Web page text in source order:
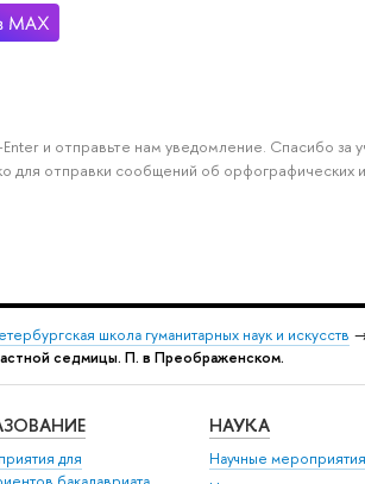
и отправьте нам уведомление. Спасибо за
для отправки сообщений об орфографических
школа гуманитарных наук и искусств
седмицы. П. в Преображенском.
для
НАУКА
Научные мероприятия